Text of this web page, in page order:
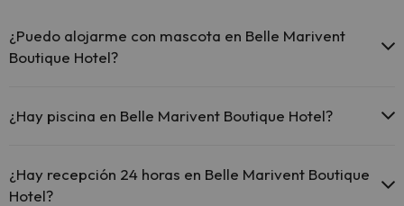
¿Puedo alojarme con mascota en Belle Marivent
Boutique Hotel?
¿Hay piscina en Belle Marivent Boutique Hotel?
ser de pago) Aquí tienes más info sobre la piscina y otras
instalaciones.
¿Hay recepción 24 horas en Belle Marivent Boutique
Hotel?